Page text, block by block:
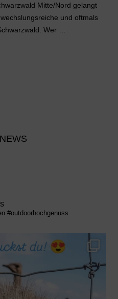
Mitte/Nord gelangt
und oftmals
Wer …
#outdoorhochgenuss